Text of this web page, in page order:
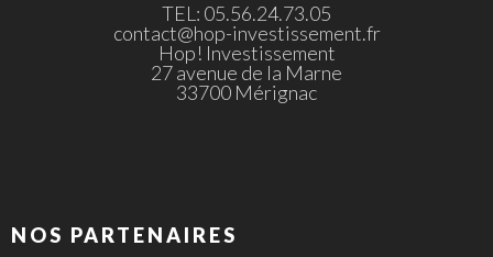
TEL: 05.56.24.73.05
contact@hop-investissement.fr
Hop! Investissement
27 avenue de la Marne
33700 Mérignac
NOS PARTENAIRES